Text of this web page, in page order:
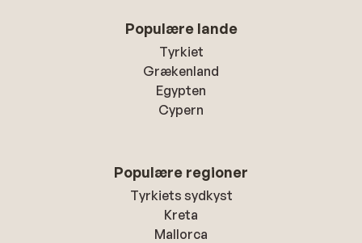
Populære lande
Tyrkiet
Grækenland
Egypten
Cypern
Populære regioner
Tyrkiets sydkyst
Kreta
Mallorca